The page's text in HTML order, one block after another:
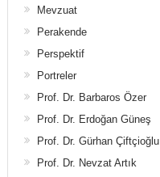
Mevzuat
Perakende
Perspektif
Portreler
Prof. Dr. Barbaros Özer
Prof. Dr. Erdoğan Güneş
Prof. Dr. Gürhan Çiftçioğlu
Prof. Dr. Nevzat Artık